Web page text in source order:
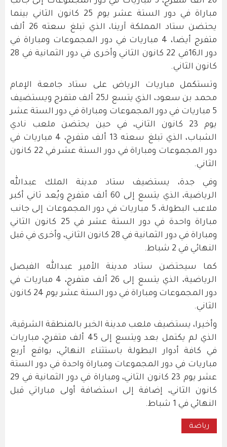
مباراة في دور الستة عشر يوم 25 كانون الثاني بينما
يحتضن ستاد المملكة آرينا، الذي تبلغ سعته 26 ألف
متفرج أيضا، 4 مباريات في دور المجموعات ومباراة في
دور الـ16في 22 كانون الثاني وأخرى في دور الثمانية في 28
كانون الثاني.
وتستكمل مباريات الرياض على ستاد جامعة الإمام
محمد بن سعود، الذي يتسع لـ25 ألف متفرج ويستضيف
5 مباريات في دور المجموعات ومباراة في دور الستة عشر
يوم 23 كانون الثاني، في حين يحتضن ملعب نادي
الشباب، الذي تبلغ سعته 13 ألف متفرج، 4 مباريات في
دور المجموعات ومباراة في دور الستة عشر في 22 كانون
الثاني.
وفي جدة، يستضيف ستاد مدينة الملك عبدالله
الرياضية، الذي يتسع إلى 60 ألف متفرج ويُعد ثاني أكبر
ملاعب البطولة، 5 مباريات في دور المجموعات إلى جانب
مباراة واحدة في دور الستة عشر في 25 كانون الثاني
ومباراة في دور الثمانية في 28 كانون الثاني، وأخرى في قبل
النهائي في 2 شباط.
كما سيحتضن ستاد مدينة الأمير عبدالله الفيصل
الرياضية، الذي يتسع إلى 26 ألف متفرج، 4 مباريات في
دور المجموعات ومباراة في دور الستة عشر يوم 24 كانون
الثاني.
وأخيرا، يستضيف ملعب مدينة الخبر بالمنطقة الشرقية،
الذي لم يكتمل بعد ويتسع إلى 45 ألف متفرج، مباريات
في كافة أدوار البطولة باستثناء النهائي، بواقع أربع
مباريات في دور المجموعات ومباراة واحدة في دور الستة
عشر يوم 23 كانون الثاني، ومباراة في دور الثمانية في 29
كانون الثاني، إضافة إلى استضافة أولى مباراتي قبل
النهائي في 1 شباط.
رياضة